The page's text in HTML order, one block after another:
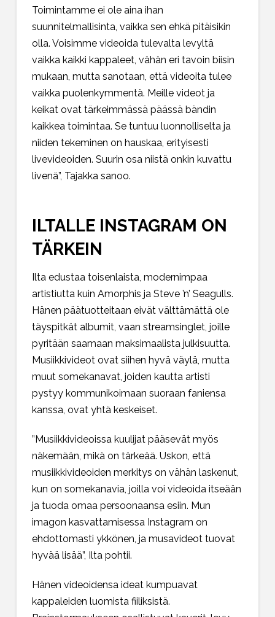
Toimintamme ei ole aina ihan
suunnitelmallisinta, vaikka sen ehkä pitäisikin
olla. Voisimme videoida tulevalta levyltä
vaikka kaikki kappaleet, vähän eri tavoin biisin
mukaan, mutta sanotaan, että videoita tulee
vaikka puolenkymmentä. Meille videot ja
keikat ovat tärkeimmässä päässä bändin
kaikkea toimintaa. Se tuntuu luonnolliselta ja
niiden tekeminen on hauskaa, erityisesti
livevideoiden. Suurin osa niistä onkin kuvattu
livenä”, Tajakka sanoo.
ILTALLE INSTAGRAM ON
TÄRKEIN
Ilta edustaa toisenlaista, modernimpaa
artistiutta kuin Amorphis ja Steve ’n’ Seagulls.
Hänen päätuotteitaan eivät välttämättä ole
täyspitkät albumit, vaan streamsinglet, joille
pyritään saamaan maksimaalista julkisuutta.
Musiikkivideot ovat siihen hyvä väylä, mutta
muut somekanavat, joiden kautta artisti
pystyy kommunikoimaan suoraan faniensa
kanssa, ovat yhtä keskeiset.
”Musiikkivideoissa kuulijat pääsevät myös
näkemään, mikä on tärkeää. Uskon, että
musiikkivideoiden merkitys on vähän laskenut,
kun on somekanavia, joilla voi videoida itseään
ja tuoda omaa persoonaansa esiin. Mun
imagon kasvattamisessa Instagram on
ehdottomasti ykkönen, ja musavideot tuovat
hyvää lisää”, Ilta pohtii.
Hänen videoidensa ideat kumpuavat
kappaleiden luomista fiiliksistä.